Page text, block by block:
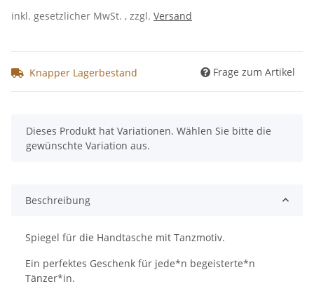
inkl. gesetzlicher MwSt. , zzgl. Versand
Knapper Lagerbestand Frage zum Artikel
x
Dieses Produkt hat Variationen. Wählen Sie bitte die
gewünschte Variation aus.
Beschreibung
Spiegel für die Handtasche mit Tanzmotiv.
Ein perfektes Geschenk für jede*n begeisterte*n
Tänzer*in.